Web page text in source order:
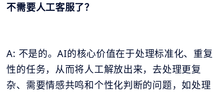
不需要人工客服了？
A: 不是的。AI的核心价值在于处理标准化、重复
性的任务，从而将人工解放出来，去处理更复
杂、需要情感共鸣和个性化判断的问题，如处理